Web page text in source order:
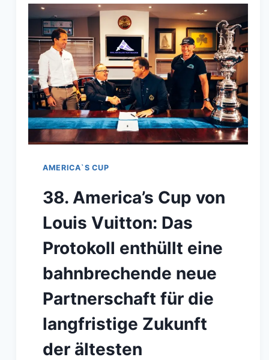
AMERICA`S CUP
38. America’s Cup von
Louis Vuitton: Das
Protokoll enthüllt eine
bahnbrechende neue
Partnerschaft für die
langfristige Zukunft
der ältesten